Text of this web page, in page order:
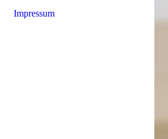
Impressum